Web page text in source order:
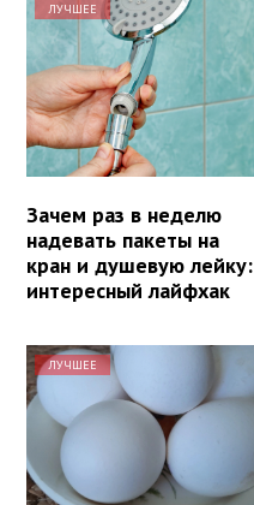
ЛУЧШЕЕ
Зачем раз в неделю
надевать пакеты на
кран и душевую лейку:
интересный лайфхак
ЛУЧШЕЕ